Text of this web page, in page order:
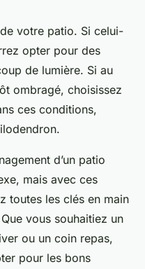
votre patio. Si celui-
opter pour des
de lumière. Si au
ombragé, choisissez
ces conditions,
d’un patio
mais avec ces
toutes les clés en main
vous souhaitiez un
ou un coin repas,
pour les bons